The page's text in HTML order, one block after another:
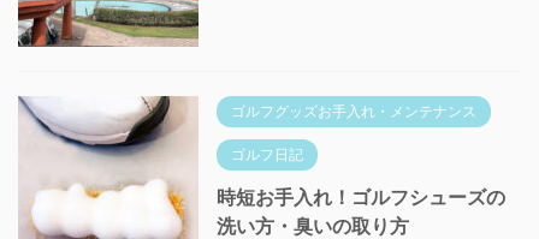
ゴルフグッズお手入れ・メンテナンス
ゴルフ日記
時短お手入れ！ゴルフシューズの
洗い方・臭いの取り方